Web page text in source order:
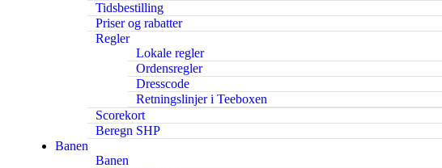
Tidsbestilling
Priser og rabatter
Regler
Lokale regler
Ordensregler
Dresscode
Retningslinjer i Teeboxen
Scorekort
Beregn SHP
Banen
Banen